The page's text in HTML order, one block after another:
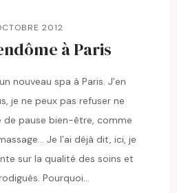
2012
à Paris
nouveau spa à Paris. J’en
je ne peux pas refuser ne
de pause bien-être, comme
Je l’ai déjà dit, ici, je
sur la qualité des soins et
Pourquoi…